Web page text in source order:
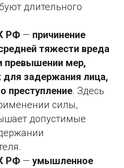
длительного
РФ — причинение
тяжести вреда
превышении мер,
задержания лица,
преступление. Здесь
силы,
допустимые
РФ — умышленное